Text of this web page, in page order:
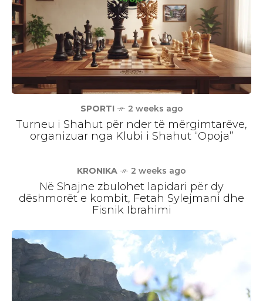
SPORTI 2 weeks ago
Turneu i Shahut për nder të mërgimtarëve,
organizuar nga Klubi i Shahut “Opoja”
KRONIKA 2 weeks ago
Në Shajne zbulohet lapidari për dy
dëshmorët e kombit, Fetah Sylejmani dhe
Fisnik Ibrahimi